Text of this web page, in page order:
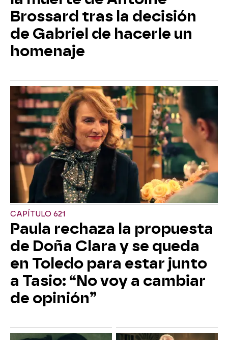
Brossard tras la decisión
de Gabriel de hacerle un
homenaje
CAPÍTULO 621
Paula rechaza la propuesta
de Doña Clara y se queda
en Toledo para estar junto
a Tasio: “No voy a cambiar
de opinión”